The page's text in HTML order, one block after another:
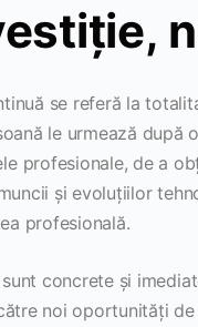
se referă la
le urmează
profesionale, de a
și evoluțiilor
profesională.
concrete și
noi oportunități